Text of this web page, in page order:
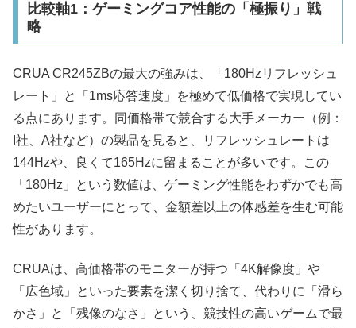
比較軸1：ゲーミングコア性能の「極振り」戦
略
CRUA CR245ZBの最大の強みは、「180Hzリフレッシュ
レート」と「1ms応答速度」を極めて低価格で実現してい
る点にあります。同価格帯で競合する大手メーカー（例：
I社、A社など）の製品を見ると、リフレッシュレートは
144Hzや、良くて165Hzに留まることが多いです。この
「180Hz」という数値は、ゲーミング性能をわずかでも高
めたいユーザーにとって、金額差以上の体感差を生む可能
性があります。
CRUAは、高価格帯のモニターが持つ「4K解像度」や
「広色域」といった要素を潔く切り捨て、代わりに「滑ら
かさ」と「残像のなさ」という、競技性の高いゲームで最